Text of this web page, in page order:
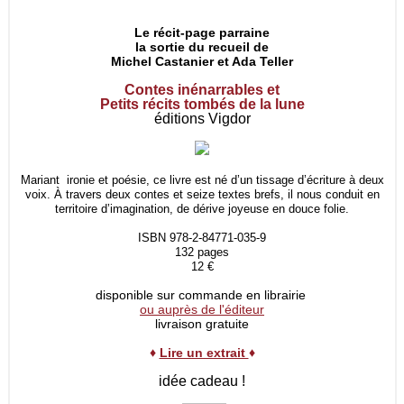
Le récit-page parraine
la sortie du recueil de
Michel Castanier et Ada Teller
Contes inénarrables et
Petits récits tombés de la lune
éditions Vigdor
Mariant ironie et poésie, ce livre est né d’un tissage d’écriture à deux
voix. À travers deux contes et seize textes brefs, il nous conduit en
territoire d’imagination, de dérive joyeuse en douce folie.
ISBN 978-2-84771-035-9
132 pages
12 €
disponible sur commande en librairie
ou auprès de l'éditeur
livraison gratuite
♦ Lire un extrait ♦
idée cadeau !